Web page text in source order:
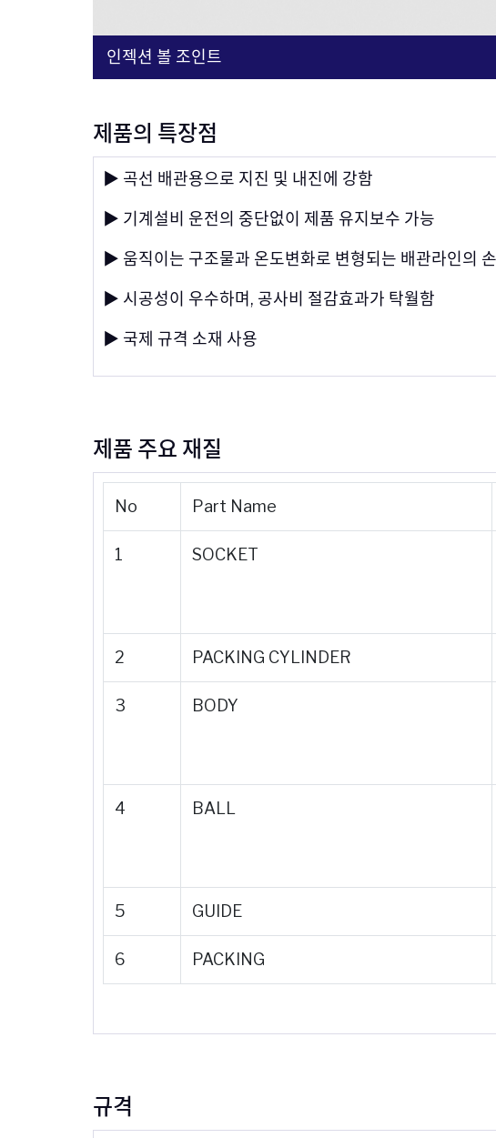
인젝션 볼 조인트
제품의 특장점
▶ 곡선 배관용으로 지진 및 내진에 강함
▶ 기계설비 운전의 중단없이 제품 유지보수 가능
▶ 움직이는 구조물과 온도변화로 변형되는 배관라인의
▶ 시공성이 우수하며, 공사비 절감효과가 탁월함
▶ 국제 규격 소재 사용
제품 주요 재질
No Part Name
1 SOCKET
2 PACKING CYLINDER
3 BODY
4 BALL
5 GUIDE
6 PACKING
규격